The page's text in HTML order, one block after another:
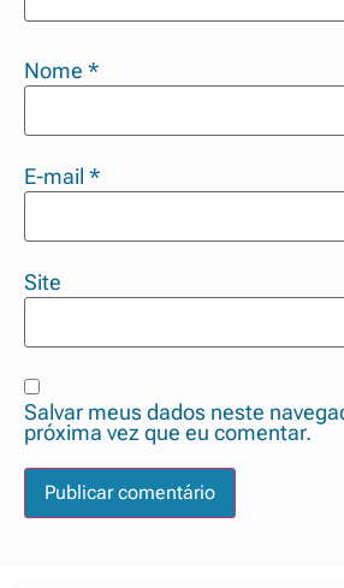
Nome *
E-mail *
Site
Salvar meus dados neste
próxima vez que eu comentar.